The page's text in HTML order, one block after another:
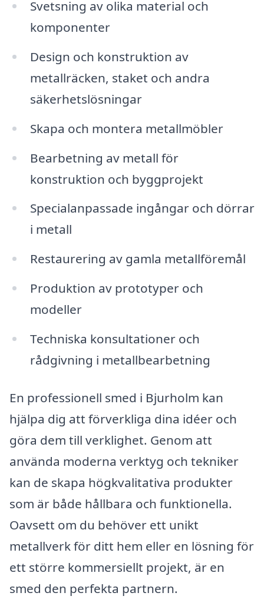
Svetsning av olika material och
komponenter
Design och konstruktion av
metallräcken, staket och andra
säkerhetslösningar
Skapa och montera metallmöbler
Bearbetning av metall för
konstruktion och byggprojekt
Specialanpassade ingångar och dörrar
i metall
Restaurering av gamla metallföremål
Produktion av prototyper och
modeller
Techniska konsultationer och
rådgivning i metallbearbetning
En professionell smed i Bjurholm kan
hjälpa dig att förverkliga dina idéer och
göra dem till verklighet. Genom att
använda moderna verktyg och tekniker
kan de skapa högkvalitativa produkter
som är både hållbara och funktionella.
Oavsett om du behöver ett unikt
metallverk för ditt hem eller en lösning för
ett större kommersiellt projekt, är en
smed den perfekta partnern.